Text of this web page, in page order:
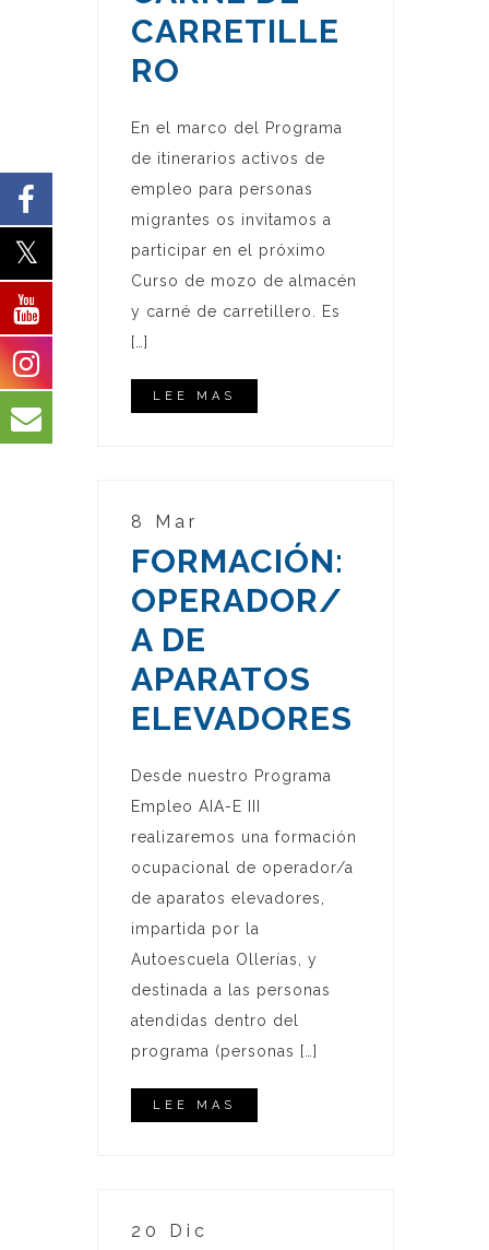
CARRETILLE
RO
En el marco del Programa
de itinerarios activos de
empleo para personas
migrantes os invitamos a
participar en el próximo
Curso de mozo de almacén
y carné de carretillero. Es
[…]
LEE MAS
8 Mar
FORMACIÓN:
OPERADOR/
A DE
APARATOS
ELEVADORES
Desde nuestro Programa
Empleo AIA-E III
realizaremos una formación
ocupacional de operador/a
de aparatos elevadores,
impartida por la
Autoescuela Ollerías, y
destinada a las personas
atendidas dentro del
programa (personas […]
LEE MAS
20 Dic